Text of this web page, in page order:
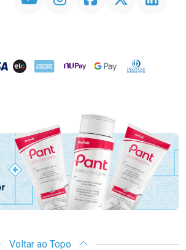
ELO AMEX NuPay Google PayDiners Club
Destaque
Voltar ao Topo